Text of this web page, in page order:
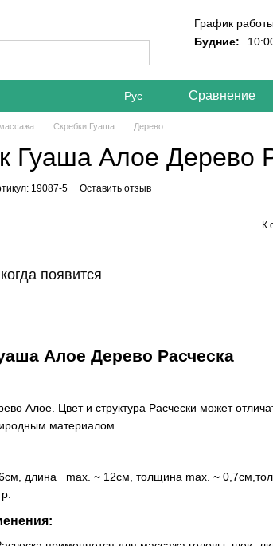
График
Будние:
Рус Сравнение
Скребки Гуаша Дерево
Гуаша Алое Дерево
19087-5 Оставить отзыв
К
появится
Алое Дерево Расческа
Алое. Цвет и структура Расчески может
материалом.
длина max. ~ 12см, толщина max. ~